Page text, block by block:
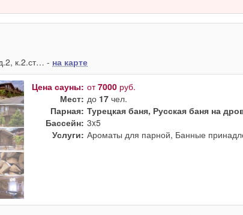
к.2.ст… - на карте
Цена сауны: от7000 руб.
Мест: до 17 чел.
Парная: Турецкая баня, Русская баня на
Бассейн: 3x5
Услуги: Ароматы для парной, Банные